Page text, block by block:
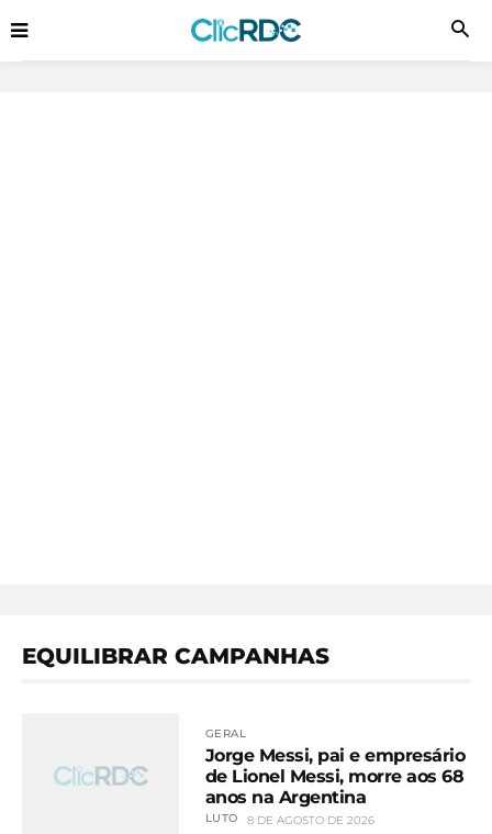
EQUILIBRAR CAMPANHAS
GERAL
Jorge Messi, pai e empresário
de Lionel Messi, morre aos 68
anos na Argentina
LUTO 8 DE AGOSTO DE 2026